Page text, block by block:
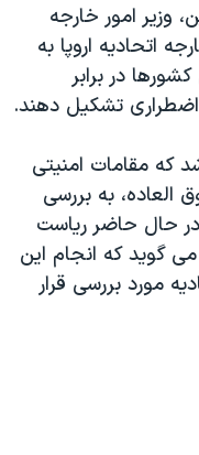
وزير امور خارجه
اتحاديه اروپا به
در برابر
اضطراری تشکيل دهند.
که مقامات امنيتی
العاده، به بررسی
در حال حاضر رياست
می گويد که انجام اين
مورد بررسی قرار